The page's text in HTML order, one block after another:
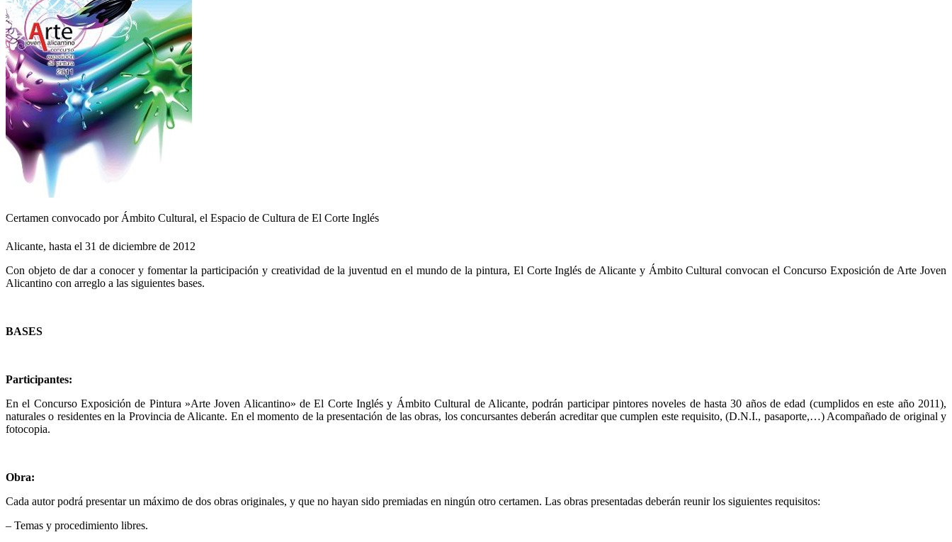
Certamen convocado por Ámbito Cultural, el Espacio de Cultura de El Corte Inglés
Alicante, hasta el 31 de diciembre de 2012
Con objeto de dar a conocer y fomentar la participación y creatividad de la juventud en el mundo de la pintura, El Corte Inglés de Alicante y Ámbito Cultural convocan el Concurso Exposición de Arte Joven
Alicantino con arreglo a las siguientes bases.
BASES
Participantes:
En el Concurso Exposición de Pintura »Arte Joven Alicantino» de El Corte Inglés y Ámbito Cultural de Alicante, podrán participar pintores noveles de hasta 30 años de edad (cumplidos en este año 2011),
naturales o residentes en la Provincia de Alicante. En el momento de la presentación de las obras, los concursantes deberán acreditar que cumplen este requisito, (D.N.I., pasaporte,…) Acompañado de original y
fotocopia.
Obra:
Cada autor podrá presentar un máximo de dos obras originales, y que no hayan sido premiadas en ningún otro certamen. Las obras presentadas deberán reunir los siguientes requisitos:
– Temas y procedimiento libres.